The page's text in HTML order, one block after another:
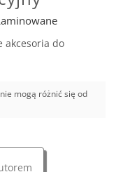
akcesoria do
mogą różnić się od